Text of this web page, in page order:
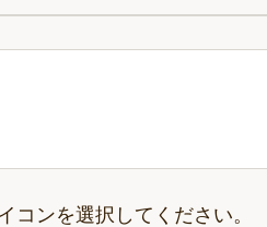
コンを選択してください。